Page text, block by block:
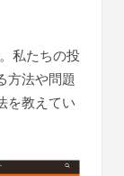
私たちの投
方法や問題
を教えてい